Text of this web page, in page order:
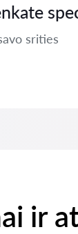
srities
ir